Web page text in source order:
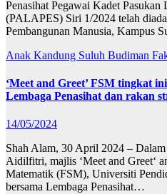
Penasihat Pegawai Kadet Pasukan
(PALAPES) Siri 1/2024 telah
Pembangunan Manusia, Kampus
Anak Kandung Suluh Budiman
‘Meet and Greet’ FSM tingkat
Lembaga Penasihat dan rakan
14/05/2024
Shah Alam, 30 April 2024 –
Aidilfitri, majlis ‘Meet and Greet‘
Matematik (FSM), Universiti
bersama Lembaga Penasihat…